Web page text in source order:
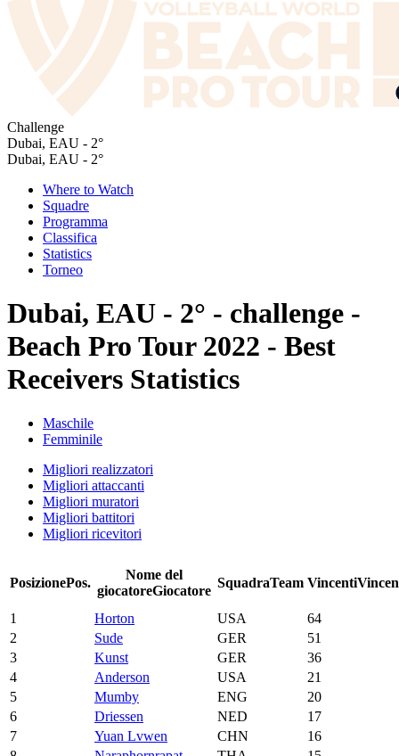
Challenge
Dubai, EAU - 2°
Dubai, EAU - 2°
Where to Watch
Squadre
Programma
Classifica
Statistics
Torneo
Dubai, EAU - 2° - challenge -
Beach Pro Tour 2022 - Best
Receivers Statistics
Maschile
Femminile
Migliori realizzatori
Migliori attaccanti
Migliori muratori
Migliori battitori
Migliori ricevitori
PosizionePos.
Nome del
giocatoreGiocatore
SquadraTeam Vincenti
1 Horton USA
64
2
Sude GER
51
3
Kunst GER
36
4
Anderson USA
21
5
Mumby ENG
20
6
Driessen NED
17
7
Yuan Lvwen CHN
16